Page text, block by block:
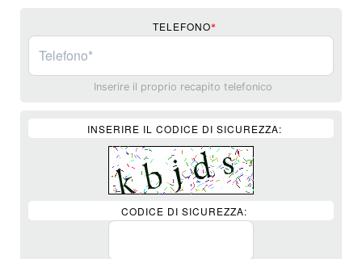
TELEFONO*
Inserire il proprio recapito telefonico
INSERIRE IL CODICE DI SICUREZZA:
CODICE DI SICUREZZA: